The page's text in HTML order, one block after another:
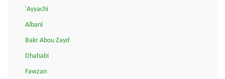
'Ayyachi
Albani
Bakr Abou Zayd
Dhahabi
Fawzan